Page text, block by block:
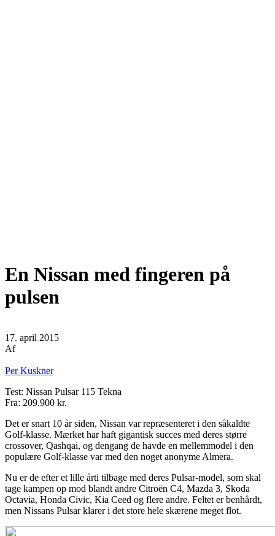
En Nissan med fingeren på
pulsen
17. april 2015
Af
Per Kuskner
Test: Nissan Pulsar 115 Tekna
Fra: 209.900 kr.
Det er snart 10 år siden, Nissan var repræsenteret i den såkaldte
Golf-klasse. Mærket har haft gigantisk succes med deres større
crossover, Qashqai, og dengang de havde en mellemmodel i den
populære Golf-klasse var med den noget anonyme Almera.
Nu er de efter et lille årti tilbage med deres Pulsar-model, som skal
tage kampen op mod blandt andre Citroën C4, Mazda 3, Skoda
Octavia, Honda Civic, Kia Ceed og flere andre. Feltet er benhårdt,
men Nissans Pulsar klarer i det store hele skærene meget flot.